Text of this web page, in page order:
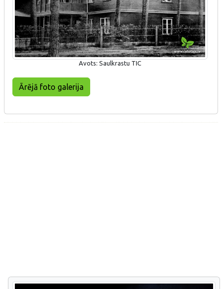
Avots: Saulkrastu TIC
Ārējā foto galerija